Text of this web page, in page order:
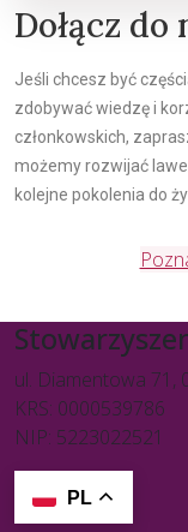
Dołącz do
Jeśli chcesz być
zdobywać wiedzę i
członkowskich,
możemy rozwijać
kolejne pokolenia do
ul. Diamentowa 71,
KRS: 0000539786
NIP: 5223022521
PL